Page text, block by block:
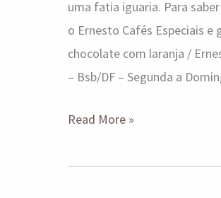
uma fatia iguaria. Para
o Ernesto Cafés Especiais
chocolate com laranja /
– Bsb/DF – Segunda a
Read More »